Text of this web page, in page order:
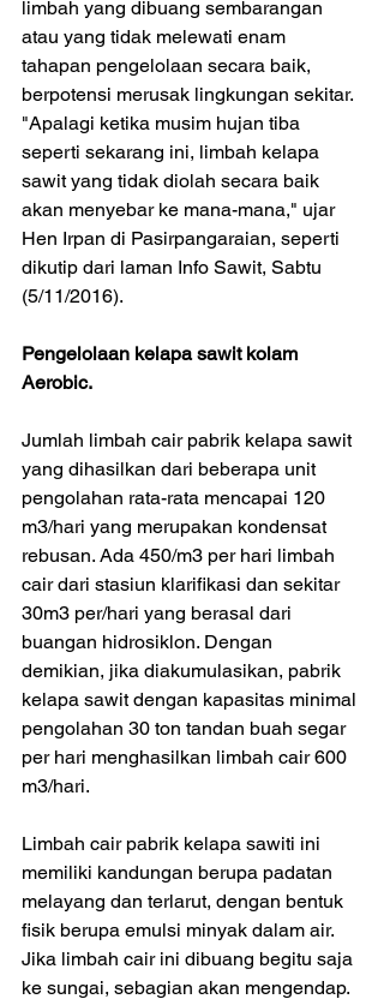
limbah yang dibuang sembarangan
atau yang tidak melewati enam
tahapan pengelolaan secara baik,
berpotensi merusak lingkungan sekitar.
"Apalagi ketika musim hujan tiba
seperti sekarang ini, limbah kelapa
sawit yang tidak diolah secara baik
akan menyebar ke mana-mana," ujar
Hen Irpan di Pasirpangaraian, seperti
dikutip dari laman Info Sawit, Sabtu
(5/11/2016).
Pengelolaan kelapa sawit kolam
Aerobic.
Jumlah limbah cair pabrik kelapa sawit
yang dihasilkan dari beberapa unit
pengolahan rata-rata mencapai 120
m3/hari yang merupakan kondensat
rebusan. Ada 450/m3 per hari limbah
cair dari stasiun klarifikasi dan sekitar
30m3 per/hari yang berasal dari
buangan hidrosiklon. Dengan
demikian, jika diakumulasikan, pabrik
kelapa sawit dengan kapasitas minimal
pengolahan 30 ton tandan buah segar
per hari menghasilkan limbah cair 600
m3/hari.
Limbah cair pabrik kelapa sawiti ini
memiliki kandungan berupa padatan
melayang dan terlarut, dengan bentuk
fisik berupa emulsi minyak dalam air.
Jika limbah cair ini dibuang begitu saja
ke sungai, sebagian akan mengendap.